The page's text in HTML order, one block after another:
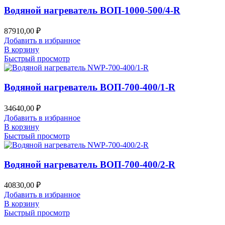
Водяной нагреватель ВОП-1000-500/4-R
87910,00 ₽
Добавить в избранное
В корзину
Быстрый просмотр
Водяной нагреватель ВОП-700-400/1-R
34640,00 ₽
Добавить в избранное
В корзину
Быстрый просмотр
Водяной нагреватель ВОП-700-400/2-R
40830,00 ₽
Добавить в избранное
В корзину
Быстрый просмотр